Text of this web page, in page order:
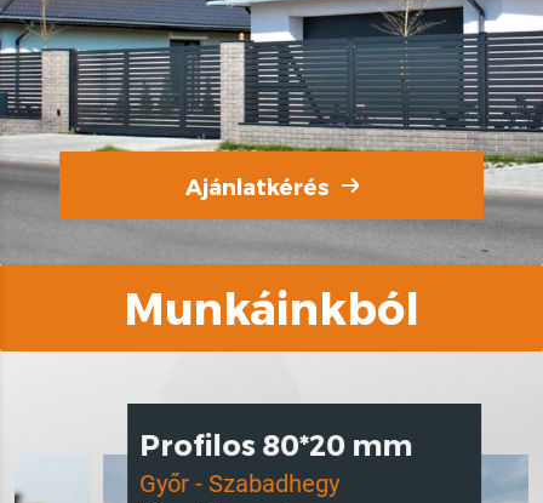
Ajánlatkérés
Munkáinkból
Profilos 80*20 mm
Győr - Szabadhegy